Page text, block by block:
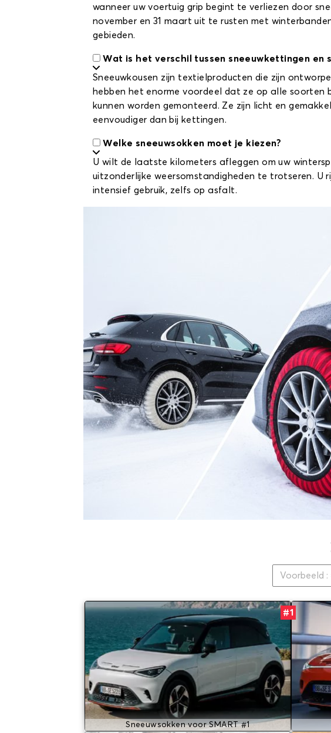
wanneer uw voertuig grip begint te verliezen door
november en 31 maart uit te rusten met
gebieden.
Wat is het verschil tussen sneeuwkettingen en
Sneeuwkousen zijn textielproducten die zijn
hebben het enorme voordeel dat ze op alle soorten
kunnen worden gemonteerd. Ze zijn licht en
eenvoudiger dan bij kettingen.
Welke sneeuwsokken moet je kiezen?
U wilt de laatste kilometers afleggen om uw
uitzonderlijke weersomstandigheden te trotseren. U
intensief gebruik, zelfs op asfalt.
#1
Sneeuwsokken voor SMART #1